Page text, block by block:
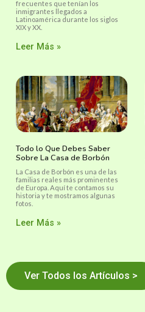
frecuentes que tenían los
inmigrantes llegados a
Latinoamérica durante los siglos
XIX y XX.
Leer Más »
Todo lo Que Debes Saber
Sobre La Casa de Borbón
La Casa de Borbón es una de las
familias reales más prominentes
de Europa. Aquí te contamos su
historia y te mostramos algunas
fotos.
Leer Más »
Ver Todos los Artículos >